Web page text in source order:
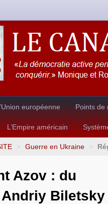
européenne Points de
L’Empire américain
> Guerre en Ukraine >
Azov : du
Biletsky